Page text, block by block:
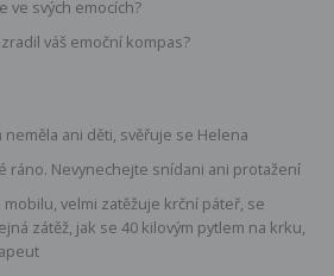
ve svých emocích?
váš emoční kompas?
neměla ani děti, svěřuje se Helena
ráno. Nevynechejte snídani ani protažení
velmi zatěžuje krční páteř, se
zátěž, jak se 40 kilovým pytlem na krku,